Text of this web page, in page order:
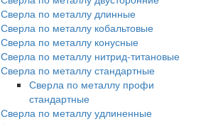
Сверла по металлу длинные
Сверла по металлу кобальтовые
Сверла по металлу конусные
Сверла по металлу нитрид-титановые
Сверла по металлу стандартные
Сверла по металлу профи
стандартные
Сверла по металлу удлиненные